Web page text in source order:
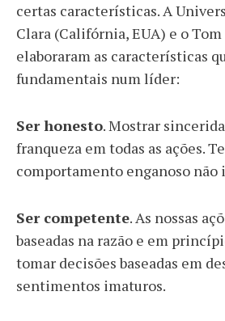
certas características. A
Clara (Califórnia, EUA) e o
elaboraram as características
fundamentais num líder:
Ser honesto. Mostrar
franqueza em todas as ações.
comportamento enganoso não
Ser competente. As nossas
baseadas na razão e em
tomar decisões baseadas em
sentimentos imaturos.